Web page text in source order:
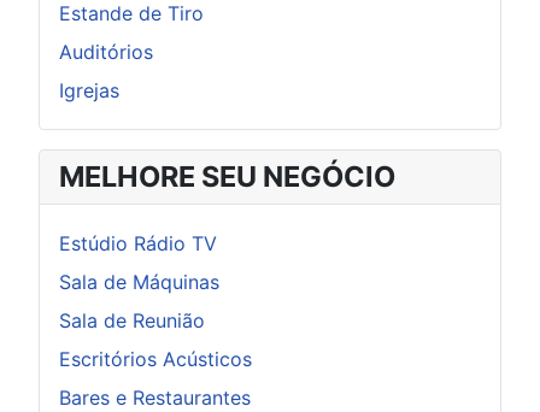
Estande de Tiro
Auditórios
Igrejas
MELHORE SEU NEGÓCIO
Estúdio Rádio TV
Sala de Máquinas
Sala de Reunião
Escritórios Acústicos
Bares e Restaurantes